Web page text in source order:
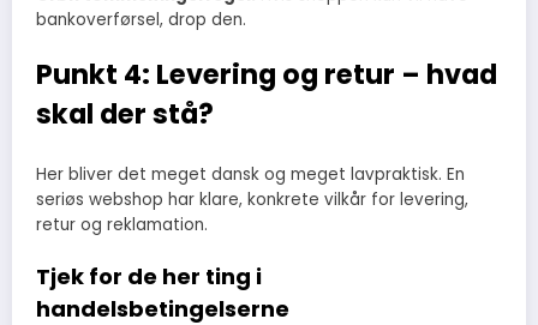
bankoverførsel, drop den.
Punkt 4: Levering og retur – hvad
skal der stå?
Her bliver det meget dansk og meget lavpraktisk. En
seriøs webshop har klare, konkrete vilkår for levering,
retur og reklamation.
Tjek for de her ting i
handelsbetingelserne